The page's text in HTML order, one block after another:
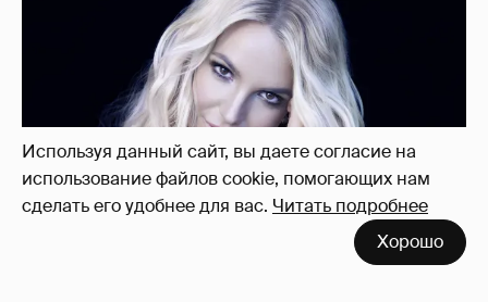
Используя данный сайт, вы даете согласие на
использование файлов cookie, помогающих нам
сделать его удобнее для вас. Читать подробнее
Хорошо
"Я ангел, и это больно". Бритни Спирс
раскритиковала родителей, шоу-бизнес и
себя — за то, что "провалилась как мать"